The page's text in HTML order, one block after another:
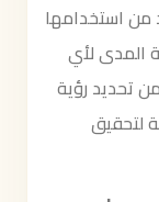
من استخدامها
المدى لأي
تحديد رؤية
لتحقيق